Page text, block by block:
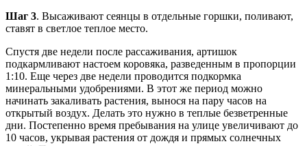
Шаг 3. Высаживают сеянцы в отдельные горшки, поливают,
ставят в светлое теплое место.
Спустя две недели после рассаживания, артишок
подкармливают настоем коровяка, разведенным в пропорции
1:10. Еще через две недели проводится подкормка
минеральными удобрениями. В этот же период можно
начинать закаливать растения, вынося на пару часов на
открытый воздух. Делать это нужно в теплые безветренные
дни. Постепенно время пребывания на улице увеличивают до
10 часов, укрывая растения от дождя и прямых солнечных